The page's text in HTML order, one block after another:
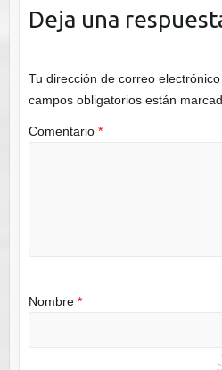
Deja una
Tu dirección de correo
campos obligatorios están
Comentario *
Nombre *